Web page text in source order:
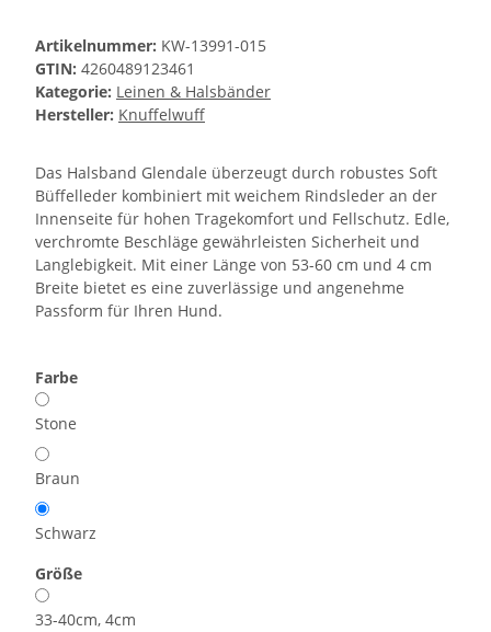
Artikelnummer: KW-13991-015
GTIN: 4260489123461
Kategorie: Leinen & Halsbänder
Hersteller: Knuffelwuff
Das Halsband Glendale überzeugt durch robustes Soft
Büffelleder kombiniert mit weichem Rindsleder an der
Innenseite für hohen Tragekomfort und Fellschutz. Edle,
verchromte Beschläge gewährleisten Sicherheit und
Langlebigkeit. Mit einer Länge von 53-60 cm und 4 cm
Breite bietet es eine zuverlässige und angenehme
Passform für Ihren Hund.
Farbe
Stone
Braun
Schwarz
Größe
33-40cm, 4cm